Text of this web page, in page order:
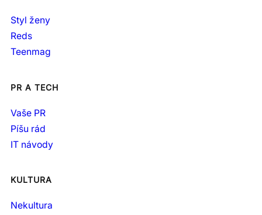
Styl ženy
Reds
Teenmag
PR A TECH
Vaše PR
Píšu rád
IT návody
KULTURA
Nekultura